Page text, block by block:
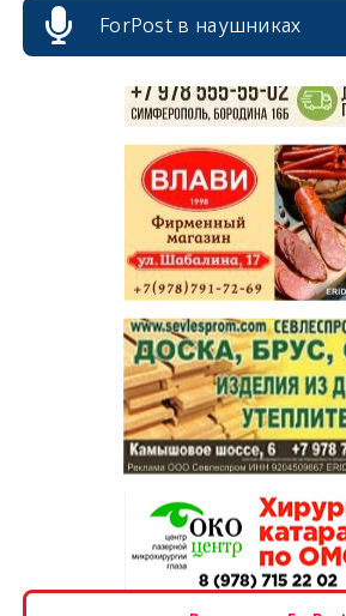
ForPost в наушниках